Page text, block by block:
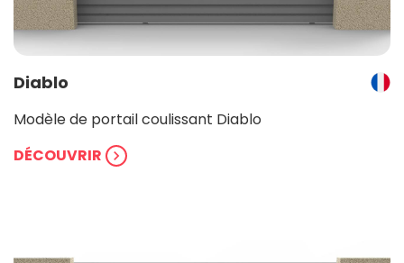
Diablo
Modèle de portail coulissant Diablo
DÉCOUVRIR chevron_right